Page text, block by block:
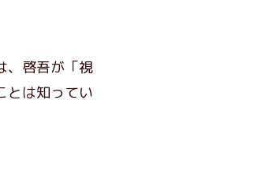
、啓吾が「視
とは知ってい